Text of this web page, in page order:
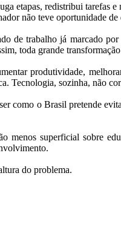
etapas, redistribui tarefas
não teve oportunidade
de trabalho já marcado
toda grande
produtividade,
Tecnologia, sozinha, não
como o Brasil pretende
menos superficial sobre
do problema.